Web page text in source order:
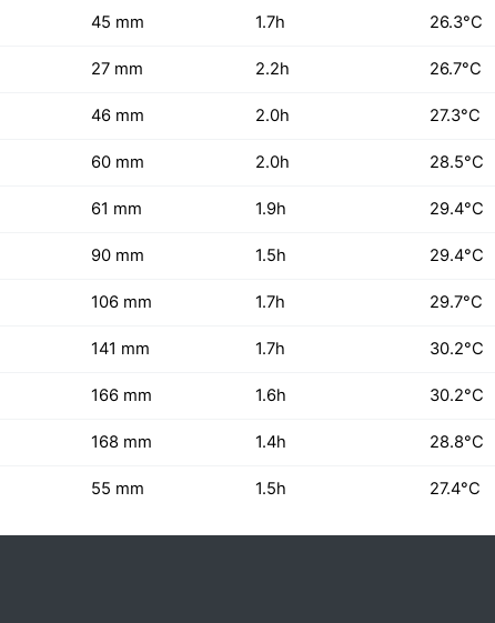
45 mm 1.7h 26.3°C
27 mm 2.2h 26.7°C
46 mm 2.0h 27.3°C
60 mm 2.0h 28.5°C
61 mm 1.9h 29.4°C
90 mm 1.5h 29.4°C
106 mm 1.7h 29.7°C
141 mm 1.7h 30.2°C
166 mm 1.6h 30.2°C
168 mm 1.4h 28.8°C
55 mm 1.5h 27.4°C